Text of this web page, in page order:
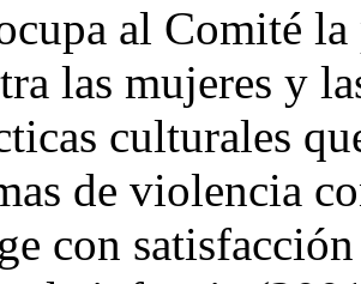
al Comité
las mujeres y
culturales
de violencia
con